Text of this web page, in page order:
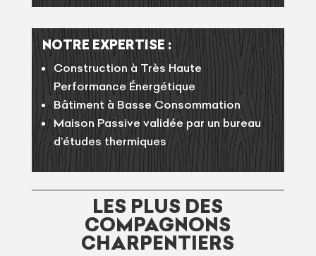
NOTRE EXPERTISE :
Construction à Très Haute
Performance Énergétique
Bâtiment à Basse Consommation
Maison Passive validée par un bureau
d’études thermiques
LES PLUS DES
COMPAGNONS
CHARPENTIERS